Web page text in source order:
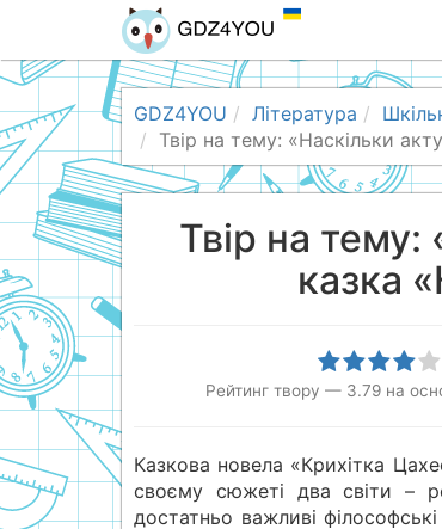
GDZ4YOU Література
Твір на тему: «Наскільки
Твір на тему:
казка
Рейтинг твору — 3.79на
Казкова новела «Крихітка
своєму сюжеті два світи –
достатньо важливі